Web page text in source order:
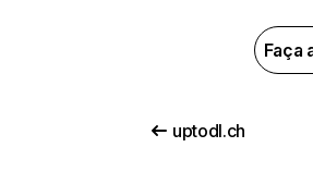
Faça
uptodl.ch